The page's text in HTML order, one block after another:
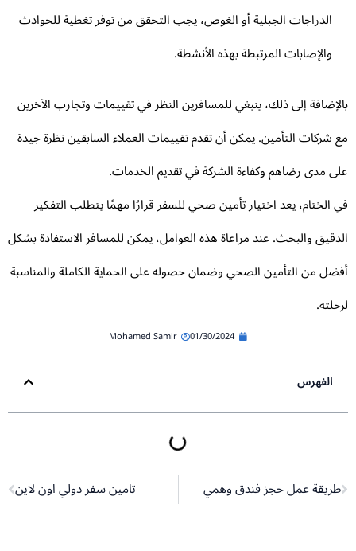
الدراجات الجبلية أو الغوص، يجب التحقق من توفر تغطية للحوادث
والإصابات المرتبطة بهذه الأنشطة.
إلى ذلك، ينبغي للمسافرين النظر في تقييمات وتجارب الآخرين
شركات التأمين. يمكن أن تقدم تقييمات العملاء السابقين نظرة جيدة
مدى رضاهم وكفاءة الشركة في تقديم الخدمات.
الختام، يعد اختيار تأمين صحي للسفر قرارًا مهمًا يتطلب التفكير
والبحث. عند مراعاة هذه العوامل، يمكن للمسافر الاستفادة بشكل
من التأمين الصحي وضمان حصوله على الحماية الكاملة والمناسبة
01/30/2024
Mohamed Samir
الفهرس
طريقة عمل حجز فندق وهمي تامين سفر دولي اون لاين